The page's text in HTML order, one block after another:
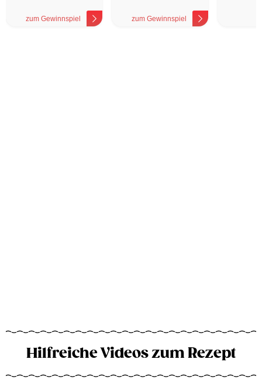
zum Gewinnspiel zum Gewinnspiel
Hilfreiche Videos zum Rezept